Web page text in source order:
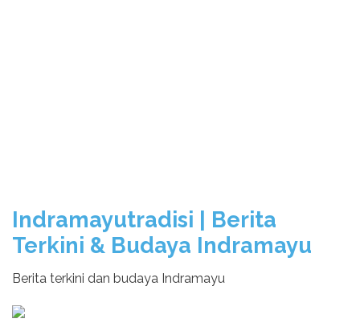
Indramayutradisi | Berita
Terkini & Budaya Indramayu
Berita terkini dan budaya Indramayu